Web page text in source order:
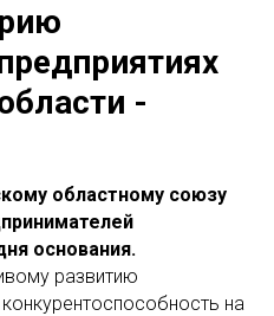
-
областному союзу
основания.
развитию
на